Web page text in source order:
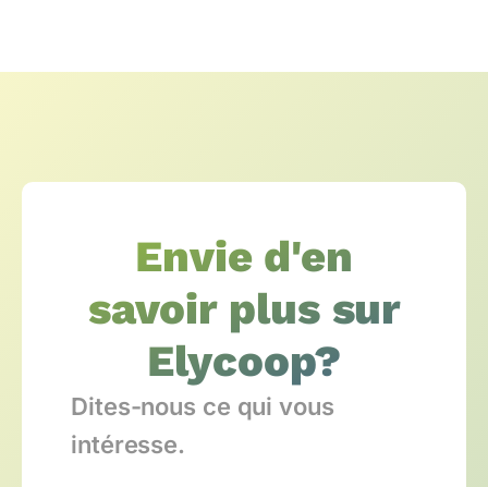
Envie d'en
savoir plus sur
Elycoop?
Dites-nous ce qui vous
intéresse.